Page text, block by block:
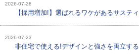
2026-07-28
【採用増加!】選ばれるワケがあるサステ
2026-07-23
非住宅で使える!デザインと強さを両立す